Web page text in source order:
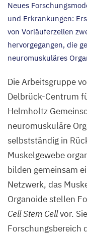
Neues
und Erkrankungen:
von Vorläuferzellen
hervorgegangen, die
neuromuskuläres
Die Arbeitsgruppe
Delbrück-Centrum
Helmholtz
neuromuskuläre
selbstständig in
Muskelgewebe
bilden gemeinsam
Netzwerk, das
Organoide stellen
Cell Stem Cellvor. Sie
Forschungsbereich